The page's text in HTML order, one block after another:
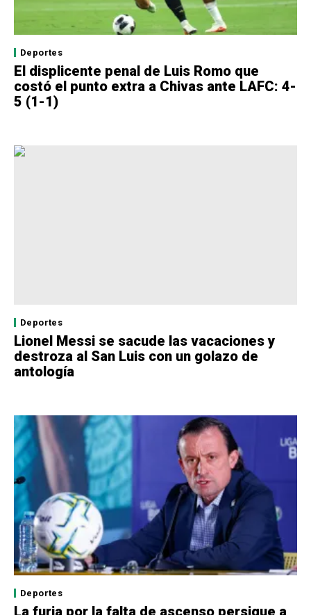
Deportes
El displicente penal de Luis Romo que
costó el punto extra a Chivas ante LAFC: 4-
5 (1-1)
Deportes
Lionel Messi se sacude las vacaciones y
destroza al San Luis con un golazo de
antología
Deportes
La furia por la falta de ascenso persigue a